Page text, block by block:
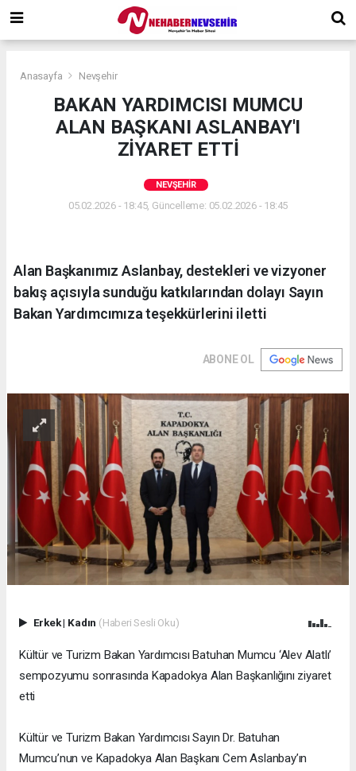
Anasayfa Nevşehir
BAKAN YARDIMCISI MUMCU
ALAN BAŞKANI ASLANBAY'I
ZİYARET ETTİ
NEVŞEHIR
05.02.2026 - 18:45, Güncelleme: 05.02.2026 - 18:45
Alan Başkanımız Aslanbay, destekleri ve vizyoner
bakış açısıyla sunduğu katkılarından dolayı Sayın
Bakan Yardımcımıza teşekkürlerini iletti
ABONE OL
Erkek| Kadın (Haberi Sesli Oku)
Kültür ve Turizm Bakan Yardımcısı Batuhan Mumcu ‘Alev Alatlı’
sempozyumu sonrasında Kapadokya Alan Başkanlığını ziyaret
etti
Kültür ve Turizm Bakan Yardımcısı Sayın Dr. Batuhan
Mumcu’nun ve Kapadokya Alan Başkanı Cem Aslanbay’ın